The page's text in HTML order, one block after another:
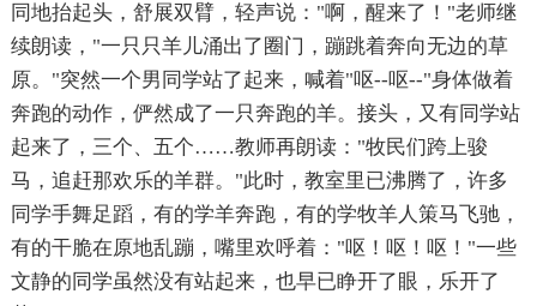
同地抬起头，舒展双臂，轻声说："啊，醒来了！"老师继
续朗读，"一只只羊儿涌出了圈门，蹦跳着奔向无边的草
原。"突然一个男同学站了起来，喊着"呕--呕--"身体做着
奔跑的动作，俨然成了一只奔跑的羊。接头，又有同学站
起来了，三个、五个……教师再朗读："牧民们跨上骏
马，追赶那欢乐的羊群。"此时，教室里已沸腾了，许多
同学手舞足蹈，有的学羊奔跑，有的学牧羊人策马飞驰，
有的干脆在原地乱蹦，嘴里欢呼着："呕！呕！呕！"一些
文静的同学虽然没有站起来，也早已睁开了眼，乐开了